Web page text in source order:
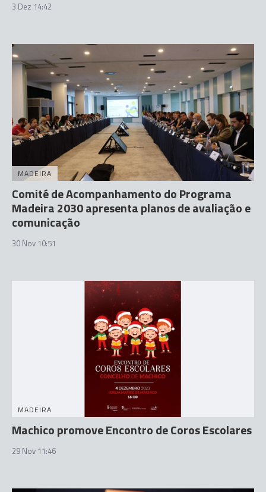
3 Dez 14:42
MADEIRA
Comité de Acompanhamento do Programa
Madeira 2030 apresenta planos de avaliação e
comunicação
30 Nov 10:51
MADEIRA
Machico promove Encontro de Coros Escolares
29 Nov 11:46